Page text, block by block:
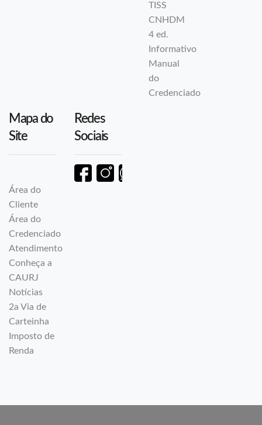
TISS
CNHDM
4 ed.
Informativo
Manual
do
Credenciado
Mapa do
Site
Área do
Cliente
Área do
Credenciado
Atendimento
Conheça a
CAURJ
Notícias
2a Via de
Carteinha
Imposto de
Renda
Redes
Sociais